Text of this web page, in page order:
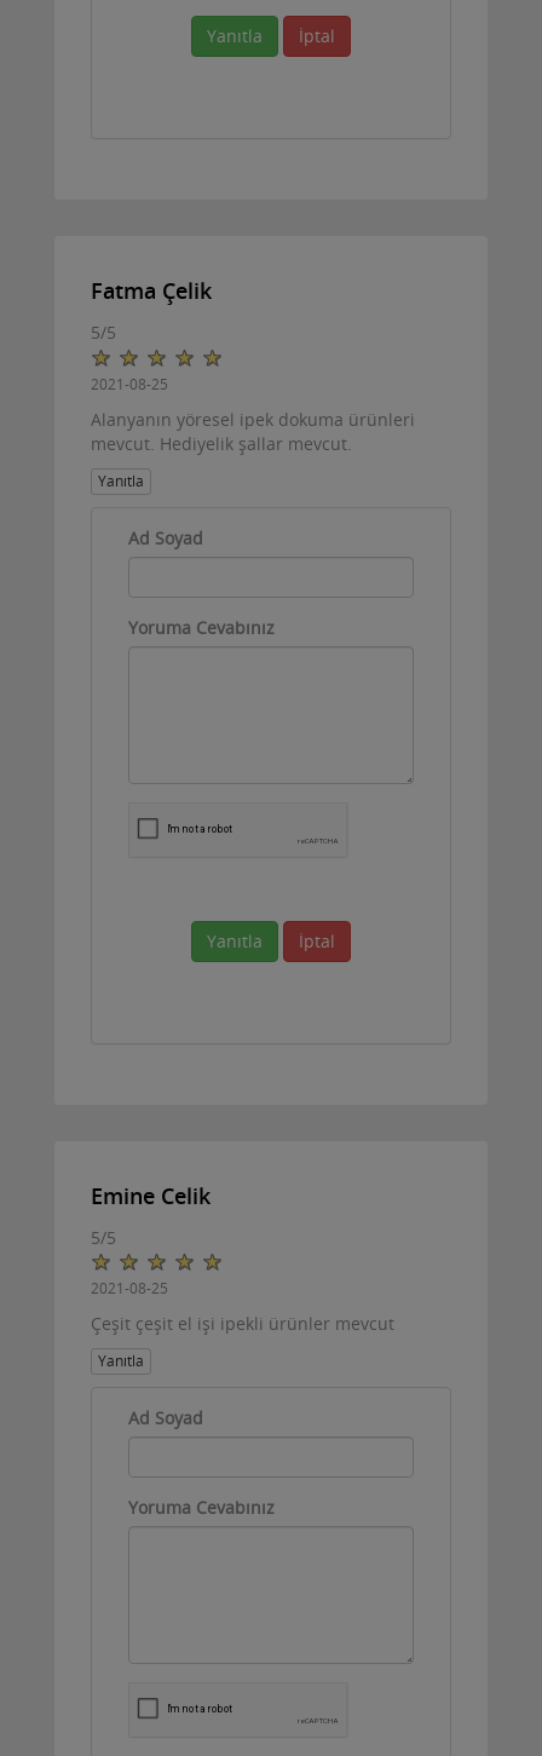
Yanıtla İptal
Fatma Çelik
5/5
2021-08-25
Alanyanın yöresel ipek dokuma ürünleri
mevcut. Hediyelik şallar mevcut.
Yanıtla
Ad Soyad
Yoruma Cevabınız
Yanıtla İptal
Emine Celik
5/5
2021-08-25
Çeşit çeşit el işi ipekli ürünler mevcut
Yanıtla
Ad Soyad
Yoruma Cevabınız